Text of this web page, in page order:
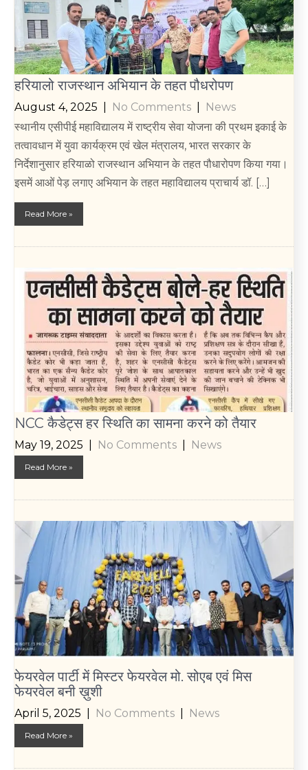
हरियालो राजस्थान अभियान के तहत पौधरोपण
August 4, 2025 No Comments
News
स्थानीय एसीपीई महाविद्यालय में राष्ट्रीय सेवा योजना की प्रथम इकाई के
तत्वावधान में युवा कार्यक्रम एवं खेल मंत्रालय, भारत सरकार के
निर्देशानुसार हरियाळो राजस्थान अभियान के तहत पौधारोपण किया गया।
इसमें आओं पेड़ लगाए अभियान के तहत महाविद्यालय प्राचार्य डॉ. […]
Read More »
NCC कैडेट्स हर स्थिति का सामना करने को तैयार
May 19, 2025 No Comments News
Read More »
फेयरवेल पार्टी में मिस्टर फेयरवेल मो. सोएब एवं मिस
फेयरवेल बनी ख़ुशी
April 5, 2025 No Comments News
Read More »